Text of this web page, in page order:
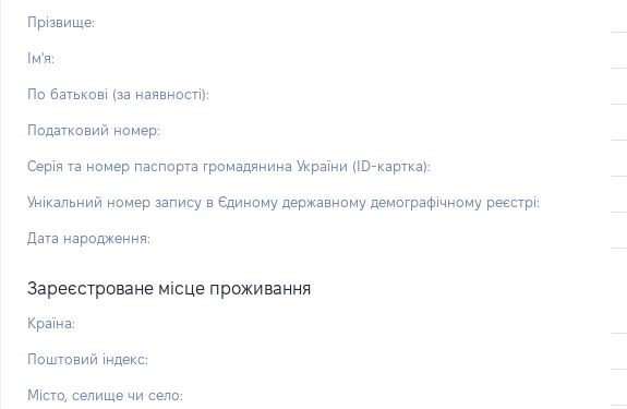
Прізвище:
Ім'я:
По батькові (за наявності):
Податковий номер:
Серія та номер паспорта громадянина України (ID-картка):
Унікальний номер запису в Єдиному державному демографічному реєстрі:
Дата народження:
Зареєстроване місце проживання
Країна:
Поштовий індекс:
Місто, селище чи село: